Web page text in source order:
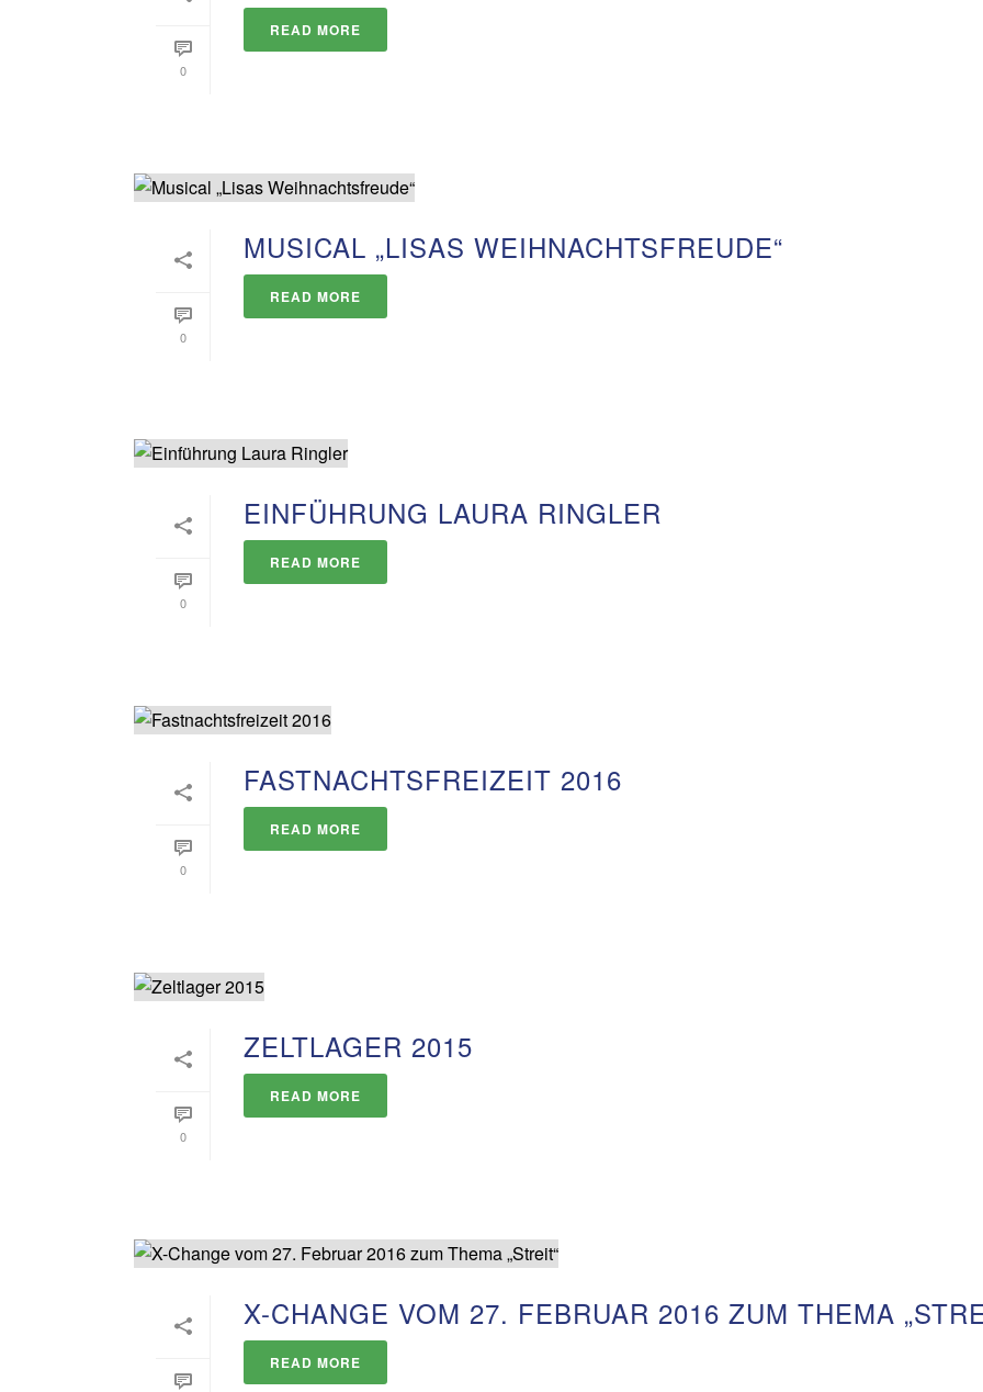
0
READ MORE
0
MUSICAL „LISAS WEIHNACHTSFREUDE“
READ MORE
0
EINFÜHRUNG LAURA RINGLER
READ MORE
0
FASTNACHTSFREIZEIT 2016
READ MORE
0
ZELTLAGER 2015
READ MORE
X-CHANGE VOM 27. FEBRUAR 2016 ZUM THEMA
READ MORE